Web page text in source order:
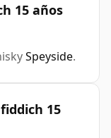
15 años
Speyside.
15